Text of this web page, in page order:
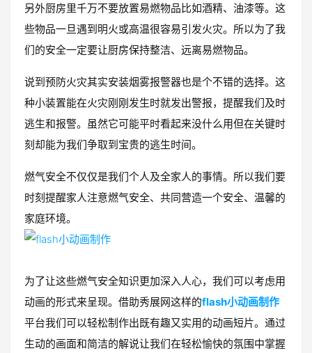
另外厨房里千万不要放置易燃物品比如酒精、油漆等。这
些物品一旦遇到明火或高温很容易引发火灾。所以为了我
们的安全一定要让厨房保持整洁、远离易燃物品。
说到预防火灾其实安装烟雾报警器也是个不错的选择。这
种小装置能在火灾刚刚发生时就发出警报，提醒我们及时
逃生和报警。虽然它可能平时看起来没什么用但在关键时
刻却能为我们争取到宝贵的逃生时间。
燃气安全不仅仅是我们个人及全家人的事情。所以我们要
时刻提醒家人注意燃气安全、共同营造一个安全、温馨的
家庭环境。
为了让这些燃气安全知识更加深入人心，我们可以考虑用
动画的形式来呈现。借助秀展网这样的flash小动画制作
平台我们可以轻松制作出既有趣又实用的动画短片。通过
生动的画面和简洁的解说让我们在轻松愉快的氛围中掌握